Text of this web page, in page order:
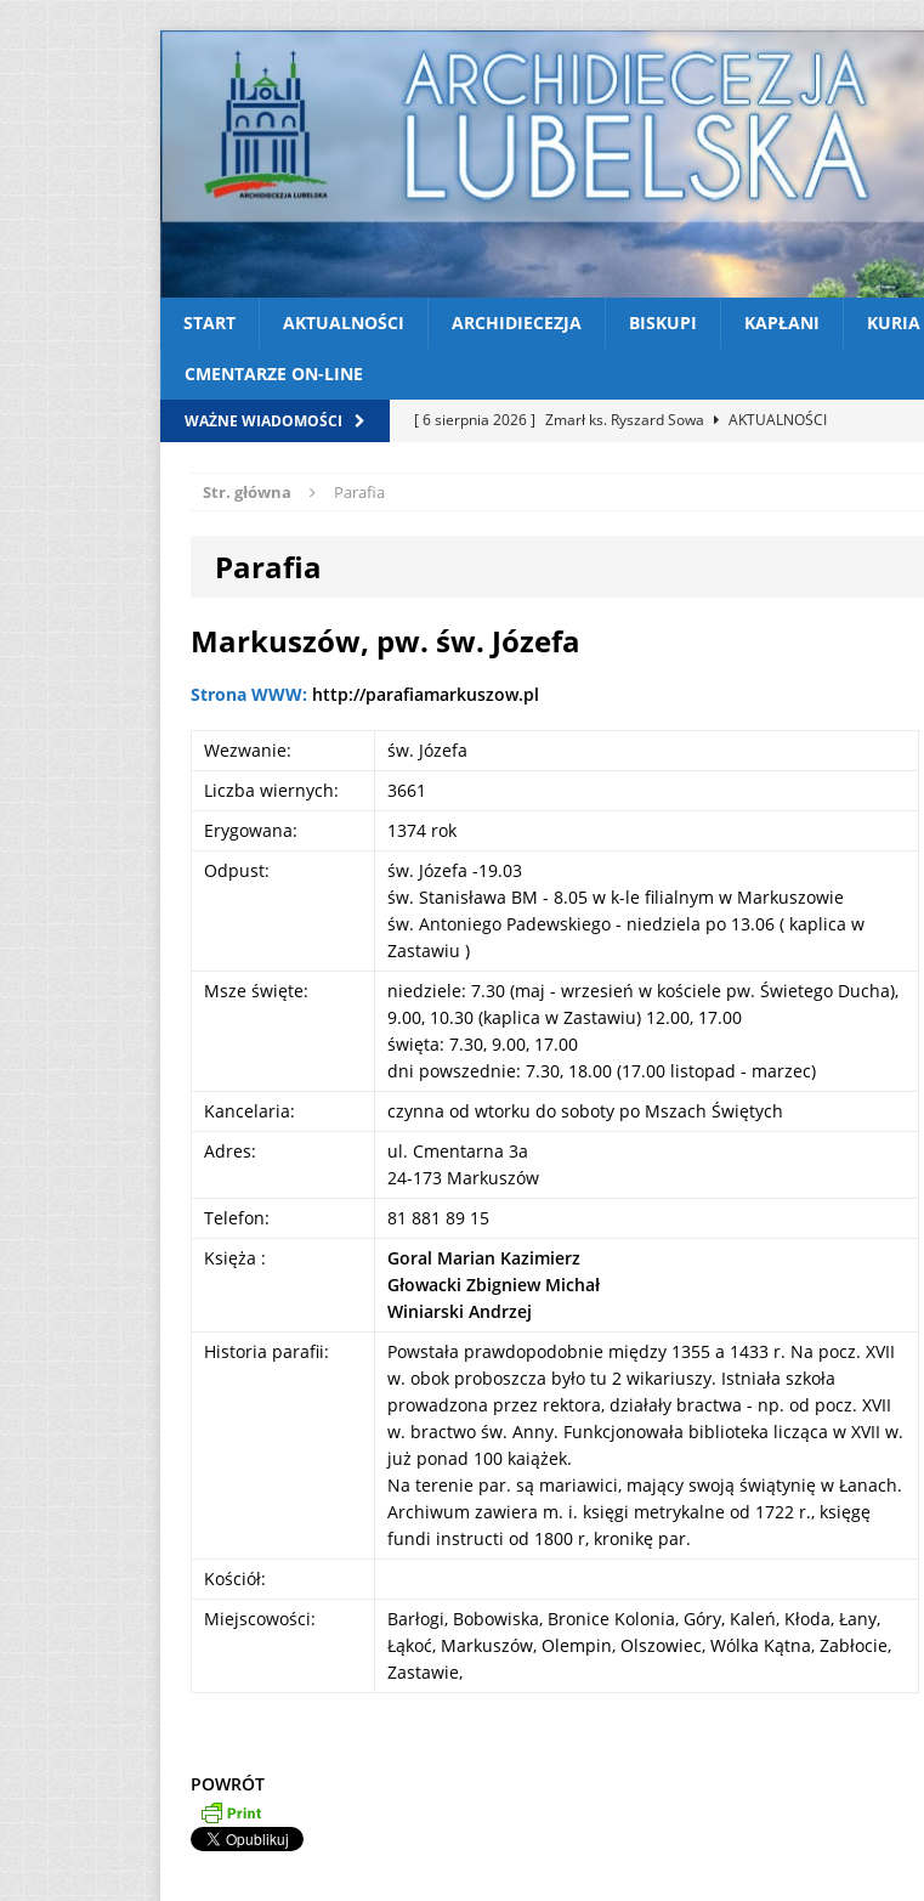
START AKTUALNOŚCI ARCHIDIECEZJA BISKUPI KAPŁANI KURIA
CMENTARZE ON-LINE
WAŻNE WIADOMOŚCI [ 6 sierpnia 2026 ] Zmarł ks. Ryszard Sowa
AKTUALNOŚCI
[ 7 sierpnia 2026 ]
Pot, śpiew, duch – pielgrzymka. SPOTKANIA Z WIARĄ w 19
Str. główna Parafia
Parafia
Markuszów, pw. św. Józefa
Strona WWW: http://parafiamarkuszow.pl
Wezwanie:
św. Józefa
Liczba wiernych:
3661
Erygowana:
1374 rok
Odpust:
św. Józefa -19.03
św. Stanisława BM - 8.05 w k-le filialnym w Markuszowie
św. Antoniego Padewskiego - niedziela po 13.06 ( kaplica w
Zastawiu )
Msze święte:
niedziele: 7.30 (maj - wrzesień w kościele pw. Świetego Ducha),
9.00, 10.30 (kaplica w Zastawiu) 12.00, 17.00
święta: 7.30, 9.00, 17.00
dni powszednie: 7.30, 18.00 (17.00 listopad - marzec)
Kancelaria:
czynna od wtorku do soboty po Mszach Świętych
Adres:
ul. Cmentarna 3a
24-173 Markuszów
Telefon:
81 881 89 15
Księża :
Goral Marian Kazimierz
Głowacki Zbigniew Michał
Winiarski Andrzej
Historia parafii:
Powstała prawdopodobnie między 1355 a 1433 r. Na pocz. XVII
w. obok proboszcza było tu 2 wikariuszy. Istniała szkoła
prowadzona przez rektora, działały bractwa - np. od pocz. XVII
w. bractwo św. Anny. Funkcjonowała biblioteka licząca w XVII w.
już ponad 100 kaiążek.
Na terenie par. są mariawici, mający swoją świątynię w Łanach.
Archiwum zawiera m. i. księgi metrykalne od 1722 r., księgę
fundi instructi od 1800 r, kronikę par.
Kościół:
Miejscowości:
Barłogi, Bobowiska, Bronice Kolonia, Góry, Kaleń, Kłoda, Łany,
Łąkoć, Markuszów, Olempin, Olszowiec, Wólka Kątna, Zabłocie,
Zastawie,
POWRÓT